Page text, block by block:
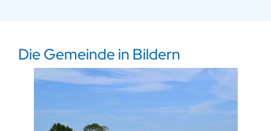
Die Gemeinde in Bildern